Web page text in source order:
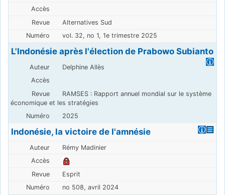
Alternatives Sud
vol. 32, no 1, 1e trimestre 2025
L'Indonésie après l'élection de Prabowo Subianto
Delphine Allès
RAMSES : Rapport annuel mondial sur le système
économique et les stratégies
2025
Indonésie, la victoire de l'amnésie
Rémy Madinier
Esprit
no 508, avril 2024